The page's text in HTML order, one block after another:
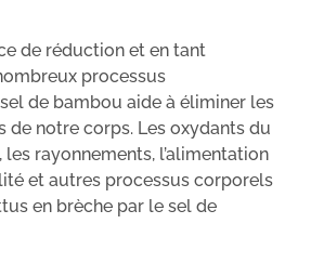
de réduction et en tant
processus
de bambou aide à éliminer les
de notre corps. Les oxydants du
les rayonnements, l’alimentation
et autres processus corporels
en brèche par le sel de